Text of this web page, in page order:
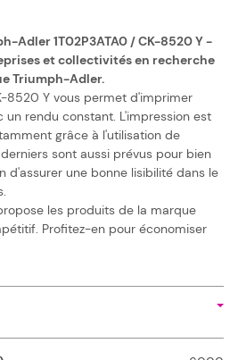
Adler 1T02P3ATA0 / CK-8520 Y -
et collectivités en recherche
Triumph-Adler.
8520 Y vous permet d'imprimer
rendu constant. L'impression est
grâce à l'utilisation de
sont aussi prévus pour bien
d'assurer une bonne lisibilité dans le
les produits de la marque
Profitez-en pour économiser